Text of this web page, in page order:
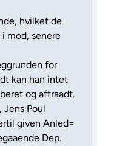
hvilket de
mod, senere
for
kan han intet
og aftraadt.
Jens Poul
given Anled=
Dep.